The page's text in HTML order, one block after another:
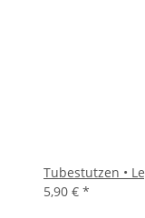
Tubestutzen •
5,90 € *